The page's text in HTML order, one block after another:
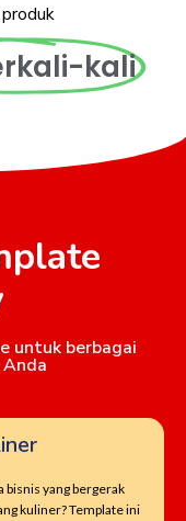
kali
untuk berbagai
bisnis yang bergerak
kuliner? Template ini